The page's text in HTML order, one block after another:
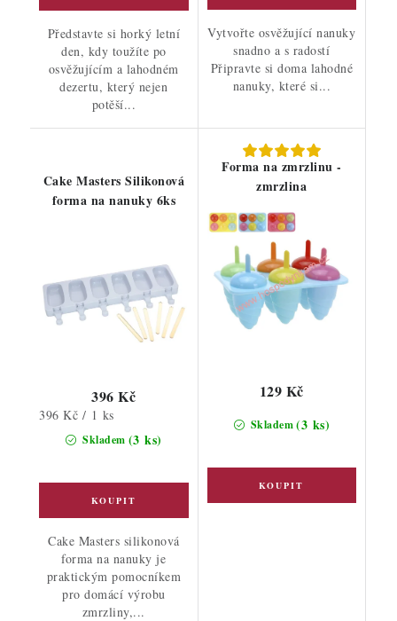
Představte si horký letní
den, kdy toužíte po
osvěžujícím a lahodném
dezertu, který nejen
potěší...
Vytvořte osvěžující nanuky
snadno a s radostí
Připravte si doma lahodné
nanuky, které si...
Cake Masters Silikonová
forma na nanuky 6ks
Skladem (3 ks)
396 Kč
Měrná
396 Kč / 1 ks
Cake Masters silikonová
forma na nanuky je
praktickým pomocníkem
pro domácí výrobu
zmrzliny,...
Forma na zmrzlinu -
zmrzlina
Skladem(3 ks)
129 Kč